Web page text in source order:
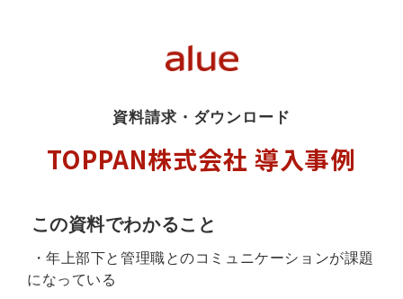
資料請求・ダウンロード
TOPPAN株式会社 導入事例
この資料でわかること
・年上部下と管理職とのコミュニケーションが課題
になっている